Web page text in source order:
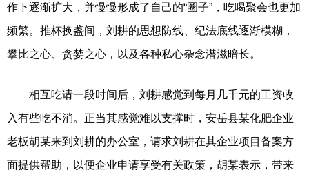
作下逐渐扩大，并慢慢形成了自己的“圈子”，吃喝聚会也更加
频繁。推杯换盏间，刘耕的思想防线、纪法底线逐渐模糊，
攀比之心、贪婪之心，以及各种私心杂念潜滋暗长。
相互吃请一段时间后，刘耕感觉到每月几千元的工资收
入有些吃不消。正当其感觉难以支撑时，安岳县某化肥企业
老板胡某来到刘耕的办公室，请求刘耕在其企业项目备案方
面提供帮助，以便企业申请享受有关政策，胡某表示，带来